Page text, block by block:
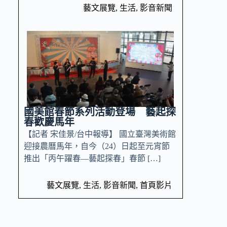
藝文展覽, 生活, 影音新聞
國美館春節系列活動登場 藝起探
春歡慶馬年
【記者 宋佳景/台中報導】 國立臺灣美術館
迎接農曆馬年，自今（24）日起至元宵節
推出「丙午躍春—藝起探春」春節 […]
藝文展覽, 生活, 影音新聞, 首頁影片